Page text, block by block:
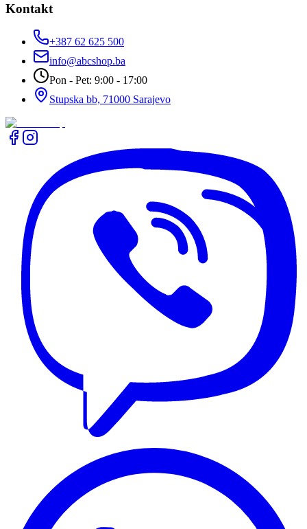
Kontakt
+387 62 625 500
info@abcshop.ba
Pon - Pet: 9:00 - 17:00
Stupska bb, 71000 Sarajevo